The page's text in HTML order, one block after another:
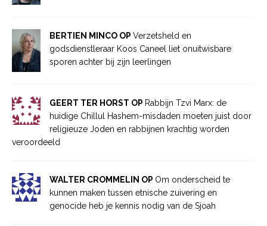
BERTIEN MINCO OP Verzetsheld en
godsdienstleraar Koos Caneel liet onuitwisbare
sporen achter bij zijn leerlingen
GEERT TER HORST OP Rabbijn Tzvi Marx: de
huidige Chillul Hashem-misdaden moeten juist door
religieuze Joden en rabbijnen krachtig worden
veroordeeld
WALTER CROMMELIN OP Om onderscheid te
kunnen maken tussen etnische zuivering en
genocide heb je kennis nodig van de Sjoah